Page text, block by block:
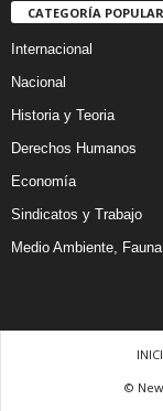
CATEGORÍA POPULAR
Internacional
Nacional
Historia y Teoria
Derechos Humanos
Economía
Sindicatos y Trabajo
Medio Ambiente,
©